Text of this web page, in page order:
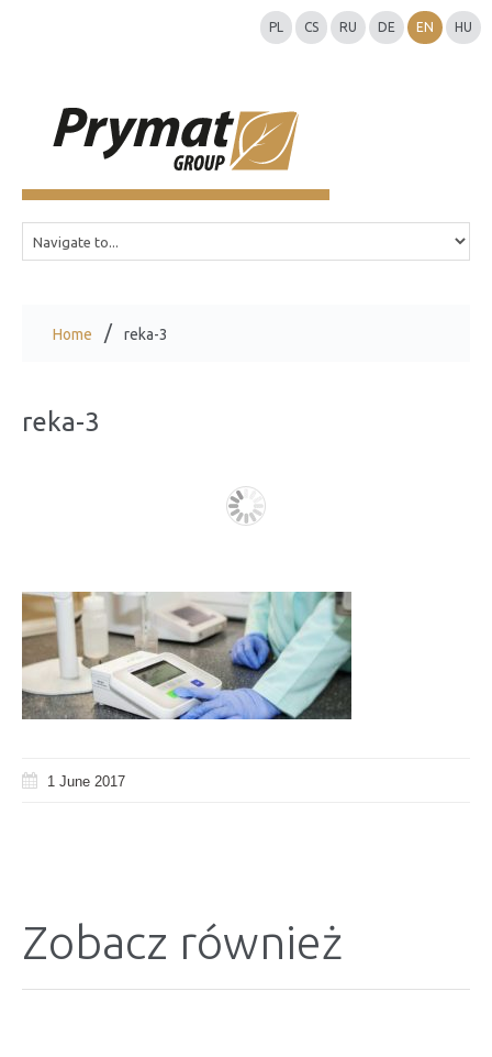
PL CS RU DE EN HU
Home reka-3
reka-3
1 June 2017
Zobacz również